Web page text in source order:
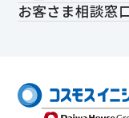
お客さま相談窓